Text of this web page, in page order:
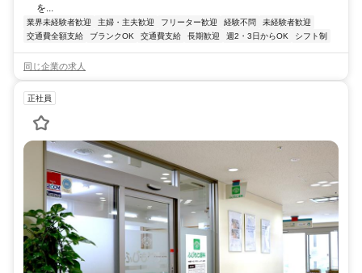
を...
業界未経験者歓迎 主婦・主夫歓迎 フリーター歓迎 経験不問
未経験者歓迎
交通費全額支給
ブランクOK 交通費支給 長期歓迎 週2・3日からOK シフト制
同じ企業の求人
正社員